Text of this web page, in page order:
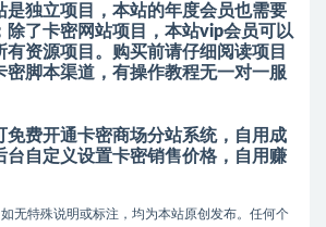
是独立项目，本站的年度会员也需要
除了卡密网站项目，本站vip会员可以
有资源项目。购买前请仔细阅读项目
密脚本渠道，有操作教程无一对一服
免费开通卡密商场分站系统，自用成
台自定义设置卡密销售价格，自用赚
无特殊说明或标注，均为本站原创发布。任何个